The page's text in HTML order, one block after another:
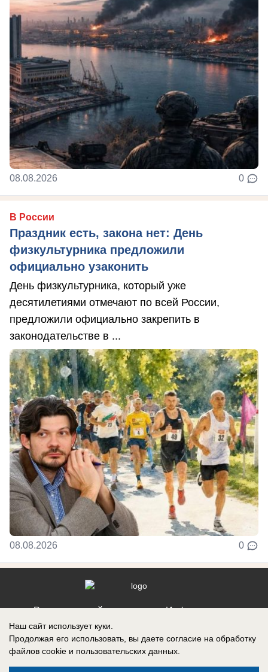
08.08.2026 0
В России
Праздник есть, закона нет: День
физкультурника предложили
официально узаконить
День физкультурника, который уже
десятилетиями отмечают по всей России,
предложили официально закрепить в
законодательстве в ...
08.08.2026 0
Реклама на сайте
Контакты
Информация
Наш сайт использует куки.
Продолжая его использовать, вы даете согласие на обработку
файлов cookie и пользовательских данных.